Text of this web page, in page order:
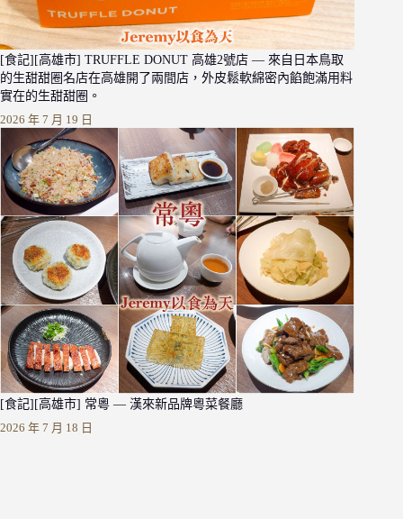
[食記][高雄市] TRUFFLE DONUT 高雄2號店 — 來自日本鳥取
的生甜甜圈名店在高雄開了兩間店，外皮鬆軟綿密內餡飽滿用料
實在的生甜甜圈。
2026 年 7 月 19 日
[食記][高雄市] 常粵 — 漢來新品牌粵菜餐廳
2026 年 7 月 18 日